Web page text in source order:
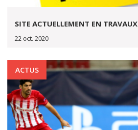
SITE ACTUELLEMENT EN TRAVAUX
22 oct. 2020
ACTUS